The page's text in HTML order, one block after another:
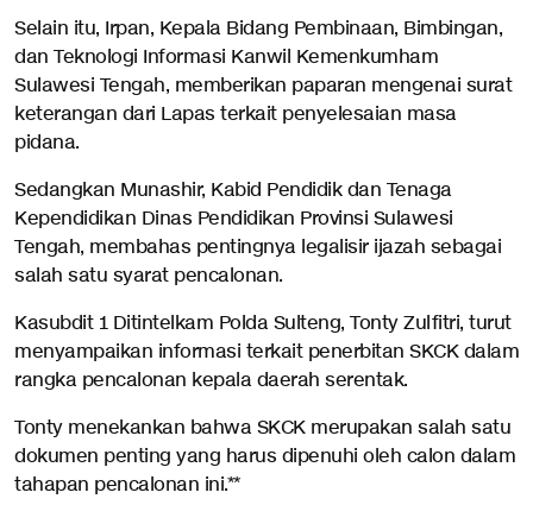
Selain itu, Irpan, Kepala Bidang Pembinaan, Bimbingan,
dan Teknologi Informasi Kanwil Kemenkumham
Sulawesi Tengah, memberikan paparan mengenai surat
keterangan dari Lapas terkait penyelesaian masa
pidana.
Sedangkan Munashir, Kabid Pendidik dan Tenaga
Kependidikan Dinas Pendidikan Provinsi Sulawesi
Tengah, membahas pentingnya legalisir ijazah sebagai
salah satu syarat pencalonan.
Kasubdit 1 Ditintelkam Polda Sulteng, Tonty Zulfitri, turut
menyampaikan informasi terkait penerbitan SKCK dalam
rangka pencalonan kepala daerah serentak.
Tonty menekankan bahwa SKCK merupakan salah satu
dokumen penting yang harus dipenuhi oleh calon dalam
tahapan pencalonan ini.**